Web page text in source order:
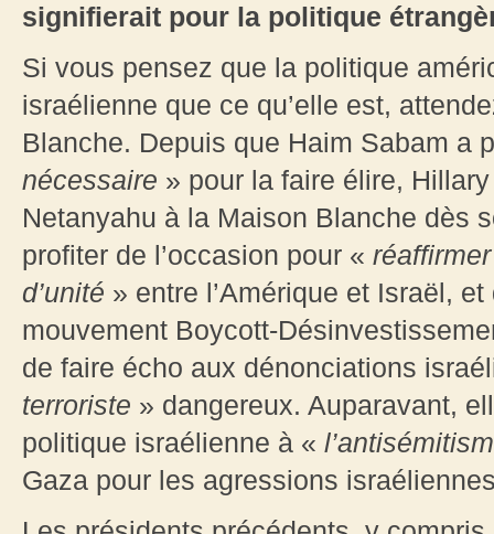
signifierait pour la politique
Si vous pensez que la politique
israélienne que ce qu’elle est,
Blanche. Depuis que Haim Sabam a
nécessaire » pour la faire élire,
Netanyahu à la Maison Blanche dès
profiter de l’occasion pour «
d’unité » entre l’Amérique et Israël,
mouvement Boycott-
de faire écho aux dénonciations
terroriste » dangereux. Auparavant,
politique israélienne à «
Gaza pour les agressions